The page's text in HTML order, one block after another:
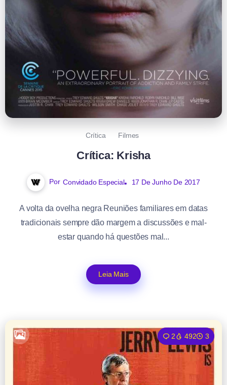
Crítica Filmes
Crítica: Krisha
Por Convidado Especial 17 De Junho De 2017
A volta da ovelha negra Reuniões familiares em datas
tradicionais sempre dão margem a discussões e mal-
estar quando há questões mal...
Leia Mais
2 492 3